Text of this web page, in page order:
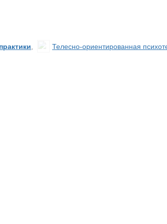
, Телесно-ориентированная